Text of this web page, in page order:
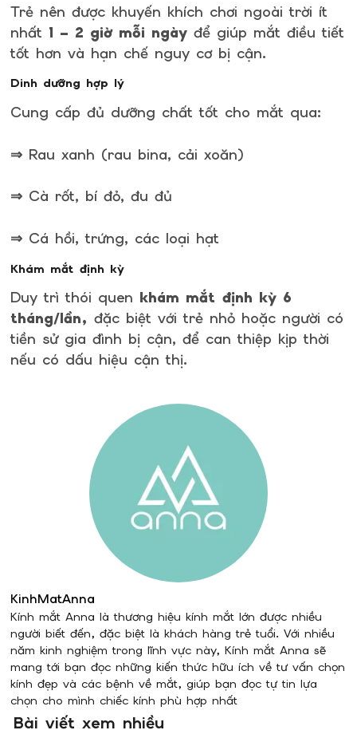
Trẻ nên được khuyến khích chơi ngoài trời ít
nhất 1 – 2 giờ mỗi ngày để giúp mắt điều tiết
tốt hơn và hạn chế nguy cơ bị cận.
Dinh dưỡng hợp lý
Cung cấp đủ dưỡng chất tốt cho mắt qua:
⇒ Rau xanh (rau bina, cải xoăn)
⇒ Cà rốt, bí đỏ, đu đủ
⇒ Cá hồi, trứng, các loại hạt
Khám mắt định kỳ
Duy trì thói quen khám mắt định kỳ 6
tháng/lần, đặc biệt với trẻ nhỏ hoặc người có
tiền sử gia đình bị cận, để can thiệp kịp thời
nếu có dấu hiệu cận thị.
KinhMatAnna
Kính mắt Anna là thương hiệu kính mắt lớn được nhiều
người biết đến, đặc biệt là khách hàng trẻ tuổi. Với nhiều
năm kinh nghiệm trong lĩnh vực này, Kính mắt Anna sẽ
mang tới bạn đọc những kiến thức hữu ích về tư vấn chọn
kính đẹp và các bệnh về mắt, giúp bạn đọc tự tin lựa
chọn cho mình chiếc kính phù hợp nhất
Bài viết xem nhiều